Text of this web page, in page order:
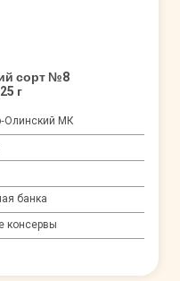
сорт №8
г
Олинский МК
банка
консервы